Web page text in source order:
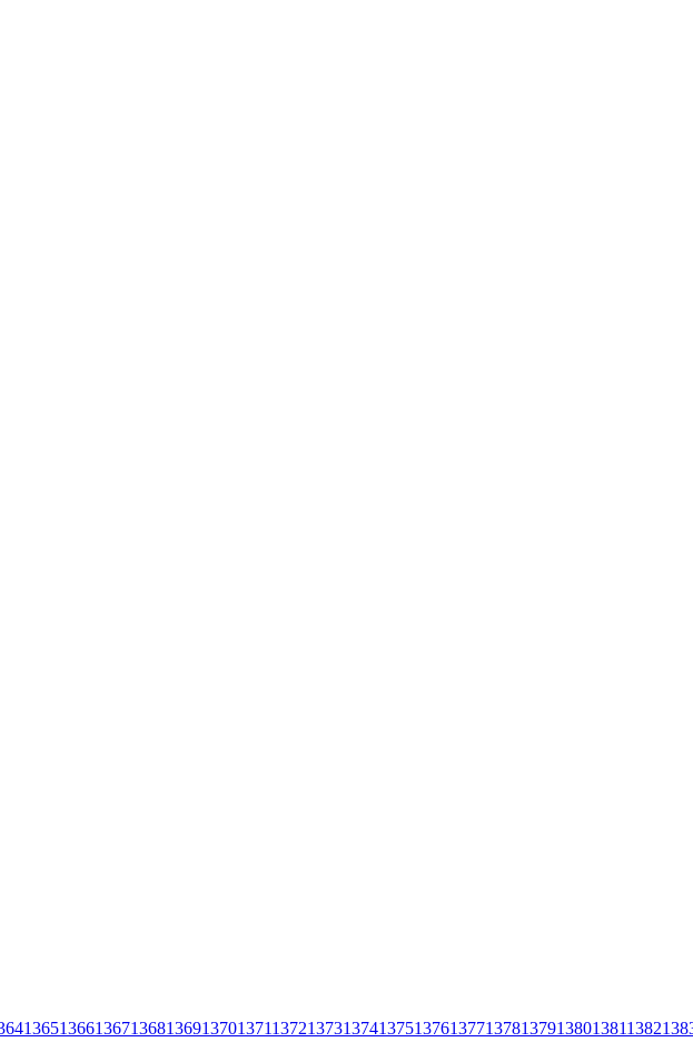
136513661367136813691370137113721373137413751376137713781379138013811382